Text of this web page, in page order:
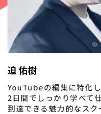
迫 佑樹
YouTubeの編集に特化し
2日間でしっかり学べて
到達できる魅力的なスク